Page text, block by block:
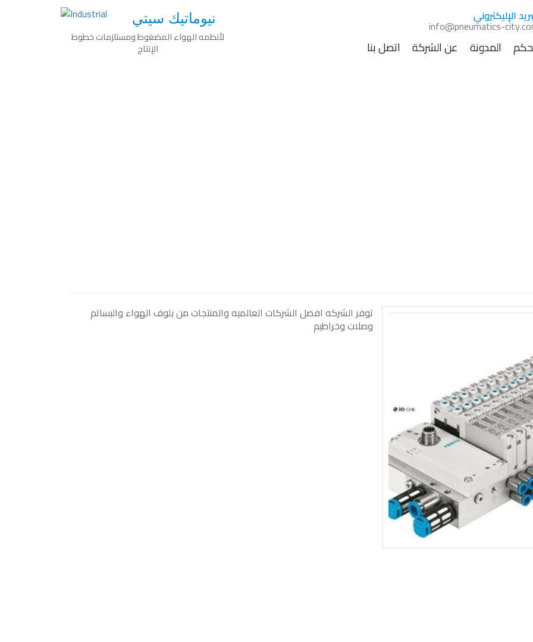
نيوماتيك سيتي
لأنظمه الهواء المضغوط ومستلزمات خطوط
الإنتاج
الإليكتروني
info@pneumatics-
المدونة عن الشركة اتصل بنا
توفر الشركه افضل الشركات العالميه والمنتجات من بلوف الهواء والبساتم
وصلات وخراطيم